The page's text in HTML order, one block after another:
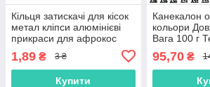
Кільця затискачі для кісок
метал кліпси алюмінієві
прикраси для афрокос
зачісок дред
1,89 ₴ 3 ₴
Купити
Канекалон
кольори
Вага 100 г
95,70₴